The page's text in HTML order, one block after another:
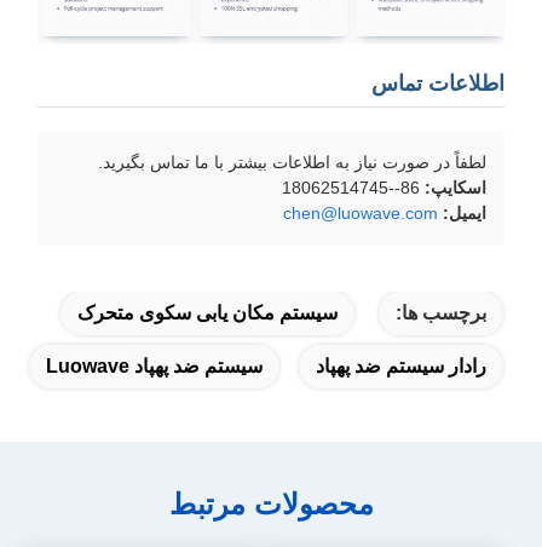
اطلاعات تماس
لطفاً در صورت نیاز به اطلاعات بیشتر با ما تماس بگیرید.
اسکایپ:
ایمیل: chen@luowave.com
برچسب ها: سیستم مکان یابی سکوی متحرک
رادار سیستم ضد پهپاد سیستم ضد پهپاد Luowave
محصولات مرتبط